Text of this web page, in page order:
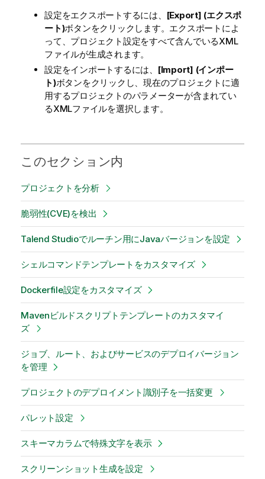
設定をエクスポートするには、 [Export] (エクスポ
ート)ボタンをクリックします。エクスポートによ
って、プロジェクト設定をすべて含んでいるXML
ファイルが生成されます。
設定をインポートするには、 [Import] (インポー
ト)ボタンをクリックし、現在のプロジェクトに適
用するプロジェクトのパラメーターが含まれてい
るXMLファイルを選択します。
このセクション内
プロジェクトを分析
脆弱性(CVE)を検出
Talend Studioでルーチン用にJavaバージョンを設定
シェルコマンドテンプレートをカスタマイズ
Dockerfile設定をカスタマイズ
Mavenビルドスクリプトテンプレートのカスタマイ
ズ
ジョブ、ルート、およびサービスのデプロイバージョン
を管理
プロジェクトのデプロイメント識別子を一括変更
パレット設定
スキーマカラムで特殊文字を表示
スクリーンショット生成を設定